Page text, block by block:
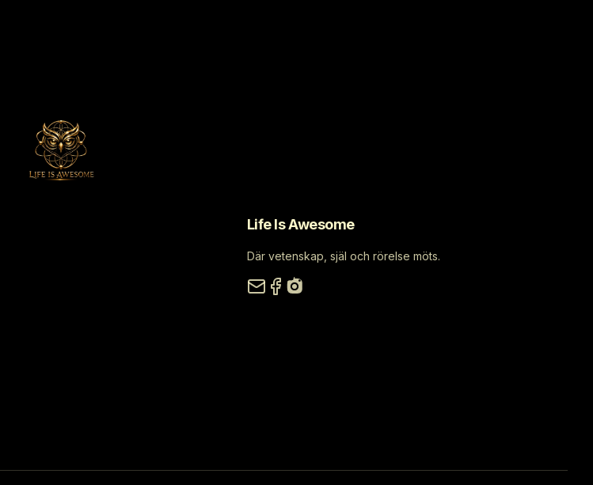
Life Is Awesome
Där vetenskap, själ och rörelse möts.